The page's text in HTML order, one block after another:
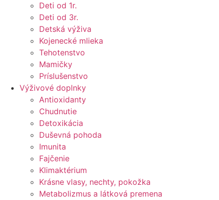
Deti od 1r.
Deti od 3r.
Detská výživa
Kojenecké mlieka
Tehotenstvo
Mamičky
Príslušenstvo
Výživové doplnky
Antioxidanty
Chudnutie
Detoxikácia
Duševná pohoda
Imunita
Fajčenie
Klimaktérium
Krásne vlasy, nechty, pokožka
Metabolizmus a látková premena